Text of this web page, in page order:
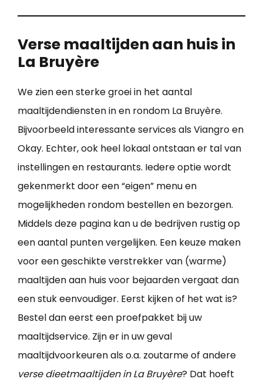
Verse maaltijden aan huis in
La Bruyère
We zien een sterke groei in het aantal
maaltijdendiensten in en rondom La Bruyère.
Bijvoorbeeld interessante services als Viangro en
Okay. Echter, ook heel lokaal ontstaan er tal van
instellingen en restaurants. Iedere optie wordt
gekenmerkt door een “eigen” menu en
mogelijkheden rondom bestellen en bezorgen.
Middels deze pagina kan u de bedrijven rustig op
een aantal punten vergelijken. Een keuze maken
voor een geschikte verstrekker van (warme)
maaltijden aan huis voor bejaarden vergaat dan
een stuk eenvoudiger. Eerst kijken of het wat is?
Bestel dan eerst een proefpakket bij uw
maaltijdservice. Zijn er in uw geval
maaltijdvoorkeuren als o.a. zoutarme of andere
verse dieetmaaltijden in La Bruyère? Dat hoeft